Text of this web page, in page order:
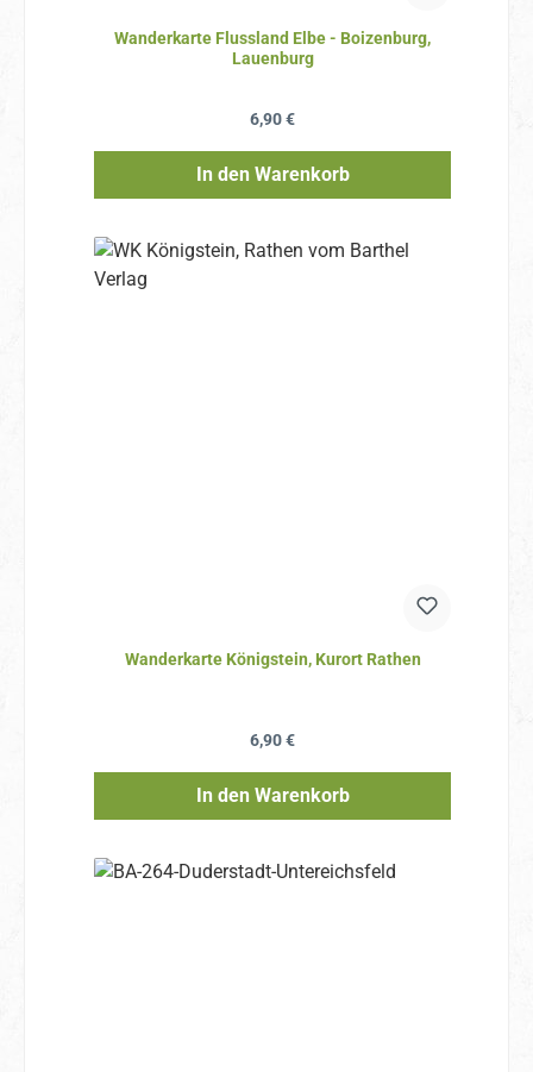
Wanderkarte Flussland Elbe - Boizenburg,
Lauenburg
Regulärer Preis:
6,90 €
In den Warenkorb
Wanderkarte Königstein, Kurort Rathen
Regulärer Preis:
6,90 €
In den Warenkorb